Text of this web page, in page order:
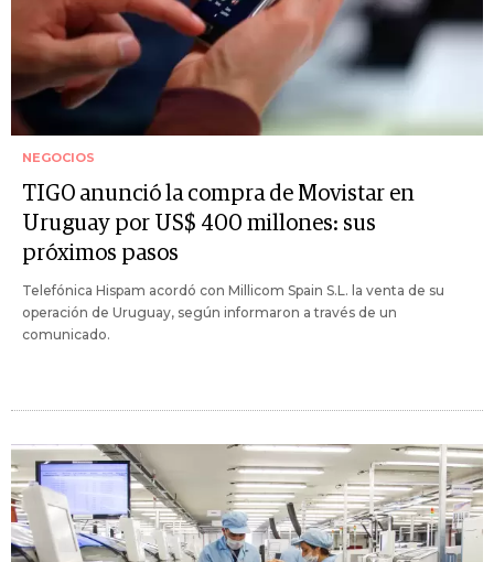
NEGOCIOS
TIGO anunció la compra de Movistar en
Uruguay por US$ 400 millones: sus
próximos pasos
Telefónica Hispam acordó con Millicom Spain S.L. la venta de su
operación de Uruguay, según informaron a través de un
comunicado.